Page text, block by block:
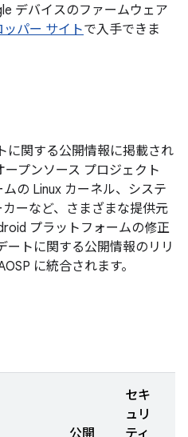
デバイスのファームウェア
パー サイトで入手できま
に関する公開情報に掲載され
プンソース プロジェクト
ムの Linux カーネル、システ
ーなど、さまざまな提供元
プラットフォームの修正
ートに関する公開情報のリリ
に統合されます。
公開
セキ
ュリ
ティ